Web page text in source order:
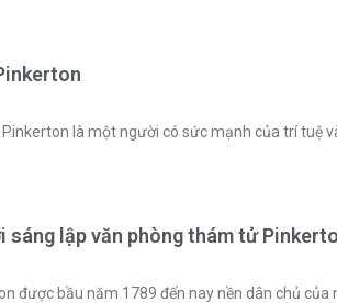
là một người có sức mạnh của trí tuệ
lập văn phòng thám tử
được bầu năm 1789 đến nay nền dân chủ của